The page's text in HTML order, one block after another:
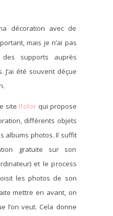
décoration avec de
mais je n’ai pas
supports auprès
J’ai été souvent déçue
site Ifolor qui propose
différents objets
albums photos. Il suffit
gratuite sur son
et le process
les photos de son
mettre en avant, on
l’on veut. Cela donne